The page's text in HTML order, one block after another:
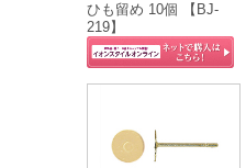
ひも留め 10個 【BJ-
219】